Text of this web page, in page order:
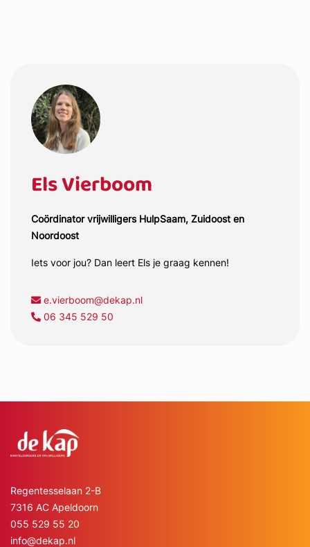
Els Vierboom
Coördinator vrijwilligers HulpSaam, Zuidoost en
Noordoost
Iets voor jou? Dan leert Els je graag kennen!
e.vierboom@dekap.nl
06 345 529 50
Regentesselaan 2-B
7316 AC Apeldoorn
055 529 55 20
info@dekap.nl